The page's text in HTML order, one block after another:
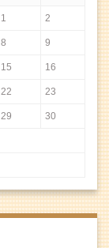
1 2
8 9
15 16
22 23
29 30